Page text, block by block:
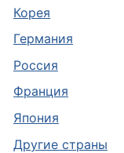
Корея
Германия
Россия
Франция
Япония
Другие страны